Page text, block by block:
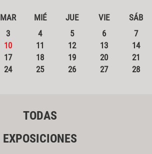
MAR MIÉ JUE VIE
SÁB
3 4 5 6
7
10 11 12 13
14
17 18 19 20
21
24 25 26 27
28
TODAS
EXPOSICIONES